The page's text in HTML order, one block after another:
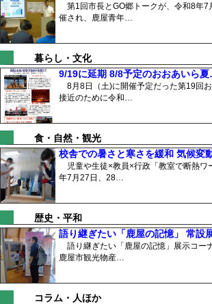
第1回市長とGO郷トークが、令和8年7
催され、鹿屋青年…
暮らし・文化
9/19に延期 8/8予定のおおあいら
8月8日（土)に開催予定だった第19回
接近のために令和…
食・自然・観光
校舎での暑さと寒さを緩和 気候変
児童や生徒×教員×行政「教室で断熱ワ
年7月27日、28…
歴史・平和
語り継ぎたい「鹿屋の記憶」 常設
語り継ぎたい「鹿屋の記憶」展示コー
鹿屋市観光物産…
コラム・人ほか